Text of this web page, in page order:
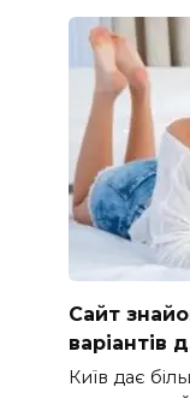
Сайт
варіантів
Київ дає